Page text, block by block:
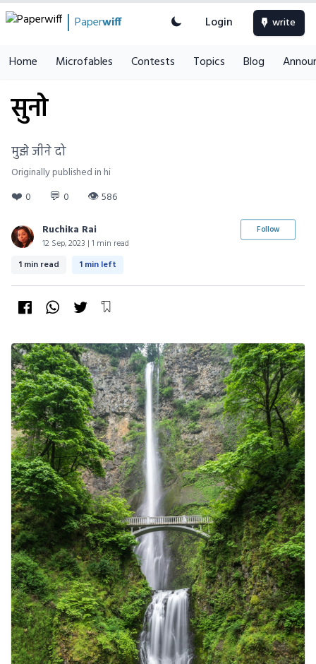
Paperwiff Login write
Home Microfables Contests Topics Blog
सुनो
मुझे जीने दो
Originally published in hi
❤️ 0 💬 0 👁586
Ruchika Rai
12 Sep, 2023 | 1 min read
Follow
1 min read 1 min left